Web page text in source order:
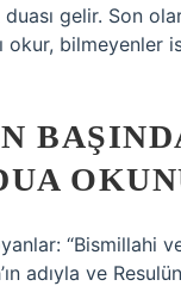
gelir. Son
okur, bilmeyenler
“Bismillahi
adıyla ve